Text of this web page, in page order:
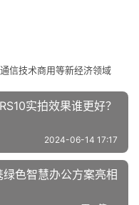
信技术商用等新经济领域
实拍效果谁更好？
2024-06-14 17:17
色智慧办公方案亮相